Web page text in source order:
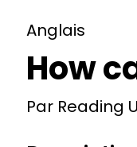
Anglais
How
Par Reading